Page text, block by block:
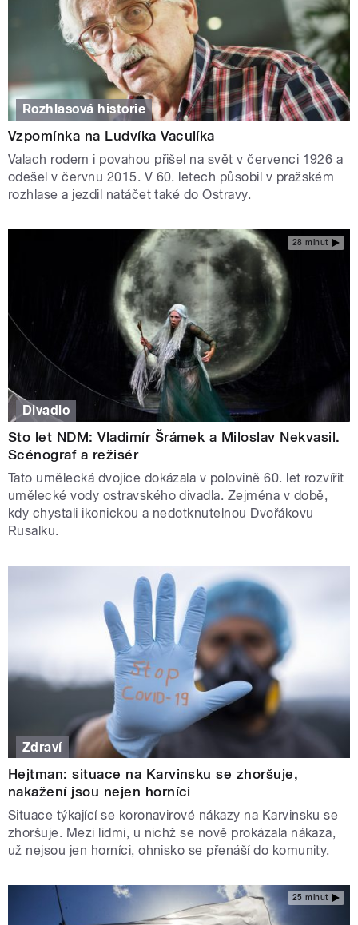
Rozhlasová historie
Vzpomínka na Ludvíka Vaculíka
Valach rodem i povahou přišel na svět v červenci 1926 a
odešel v červnu 2015. V 60. letech působil v pražském
rozhlase a jezdil natáčet také do Ostravy.
28 minut
Divadlo
Sto let NDM: Vladimír Šrámek a Miloslav Nekvasil.
Scénograf a režisér
Tato umělecká dvojice dokázala v polovině 60. let rozvířit
umělecké vody ostravského divadla. Zejména v době,
kdy chystali ikonickou a nedotknutelnou Dvořákovu
Rusalku.
Zdraví
Hejtman: situace na Karvinsku se zhoršuje,
nakažení jsou nejen horníci
Situace týkající se koronavirové nákazy na Karvinsku se
zhoršuje. Mezi lidmi, u nichž se nově prokázala nákaza,
už nejsou jen horníci, ohnisko se přenáší do komunity.
25 minut